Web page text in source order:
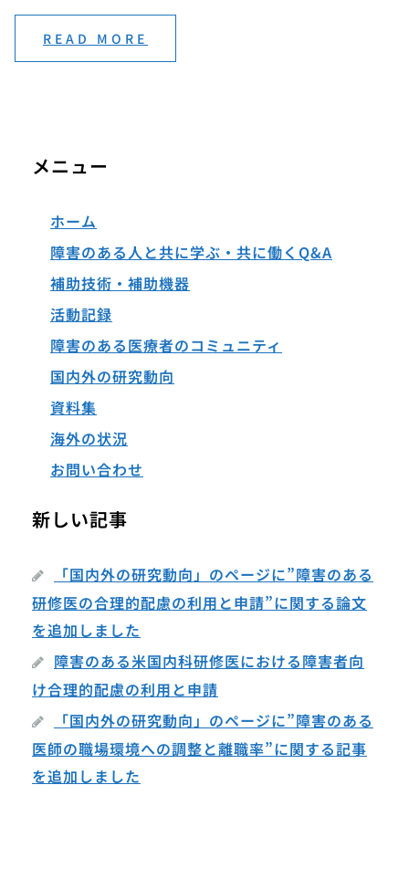
READ MORE
メニュー
ホーム
障害のある人と共に学ぶ・共に働くQ&A
補助技術・補助機器
活動記録
障害のある医療者のコミュニティ
国内外の研究動向
資料集
海外の状況
お問い合わせ
新しい記事
「国内外の研究動向」のページに”障害のある
研修医の合理的配慮の利用と申請”に関する論文
を追加しました
障害のある米国内科研修医における障害者向
け合理的配慮の利用と申請
「国内外の研究動向」のページに”障害のある
医師の職場環境への調整と離職率”に関する記事
を追加しました